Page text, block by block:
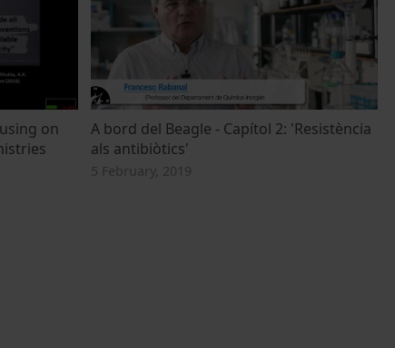
on
A bord del Beagle - Capítol 2: 'Resistència
als antibiòtics'
5 February, 2019